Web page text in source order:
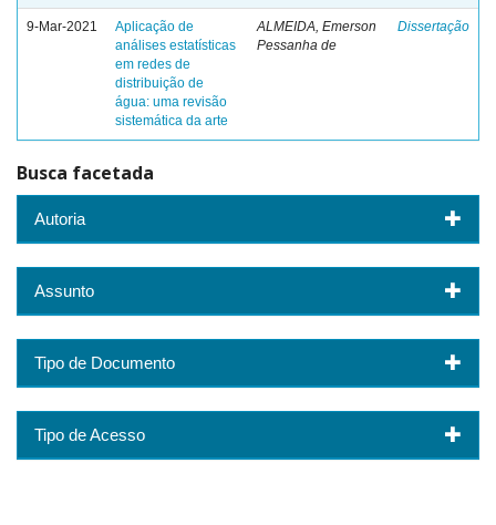
9-Mar-2021
Aplicação de
análises estatísticas
em redes de
distribuição de
água: uma revisão
sistemática da arte
ALMEIDA, Emerson
Pessanha de
Dissertação
Busca facetada
Autoria
Assunto
Tipo de Documento
Tipo de Acesso